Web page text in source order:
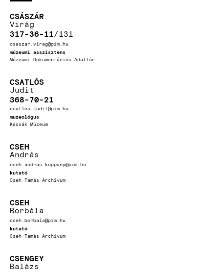
CSÁSZÁR
Virág
317-36-11 131
csaszar.virag@pim.hu
múzeumi asszisztens
Múzeumi Dokumentációs Adattár
CSATLÓS
Judit
368-70-21
csatlos.judit@pim.hu
muzeológus
Kassák Múzeum
CSEH
András
cseh.andras.koppany@pim.hu
kutató
Cseh Tamás Archívum
CSEH
Borbála
cseh.borbala@pim.hu
kutató
Cseh Tamás Archívum
CSENGEY
Balázs